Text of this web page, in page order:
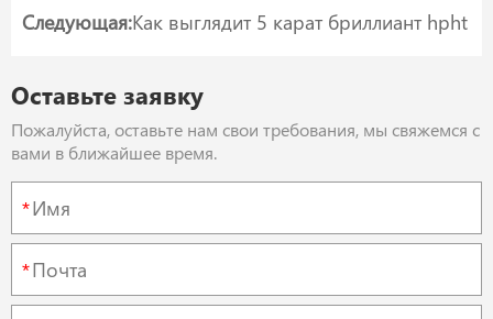
Следующая:Как выглядит 5 карат бриллиант hpht
Оставьте заявку
Пожалуйста, оставьте нам свои требования, мы свяжемся с
вами в ближайшее время.
*
*